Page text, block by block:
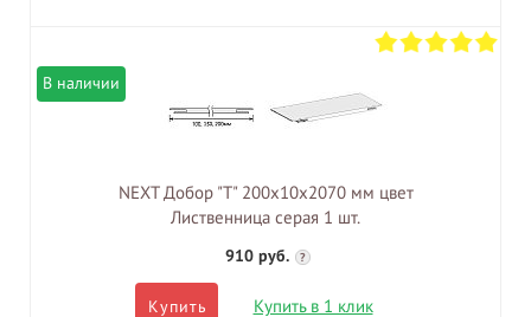
В наличии
NEXT Добор "Т" 200х10х2070 мм цвет
Лиственница серая 1 шт.
910 руб. ?
Купить Купить в 1 клик